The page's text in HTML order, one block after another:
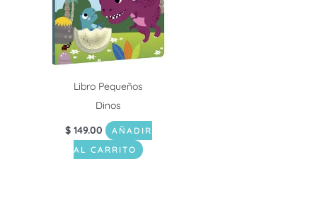
Libro Pequeños
Dinos
$149.00
AÑADIR
AL CARRITO